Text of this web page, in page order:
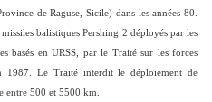
de Raguse, Sicile) dans les années 80.
balistiques Pershing 2 déployés par les
basés en URSS, par le Traité sur les forces
1987. Le Traité interdit le déploiement de
entre 500 et 5500 km.